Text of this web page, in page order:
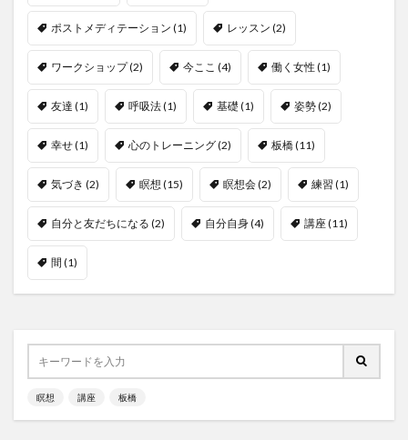
ポストメディテーション (1) レッスン (2)
ワークショップ(2) 今ここ (4) 働く女性(1)
友達 (1) 呼吸法(1) 基礎 (1) 姿勢(2)
幸せ(1) 心のトレーニング(2) 板橋(11)
気づき (2) 瞑想 (15) 瞑想会(2) 練習 (1)
自分と友だちになる (2) 自分自身(4) 講座(11)
間 (1)
瞑想 講座 板橋